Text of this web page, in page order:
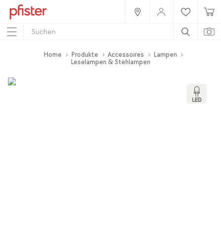
Home Produkte Accessoires
Lampen
Leselampen & Stehlampen